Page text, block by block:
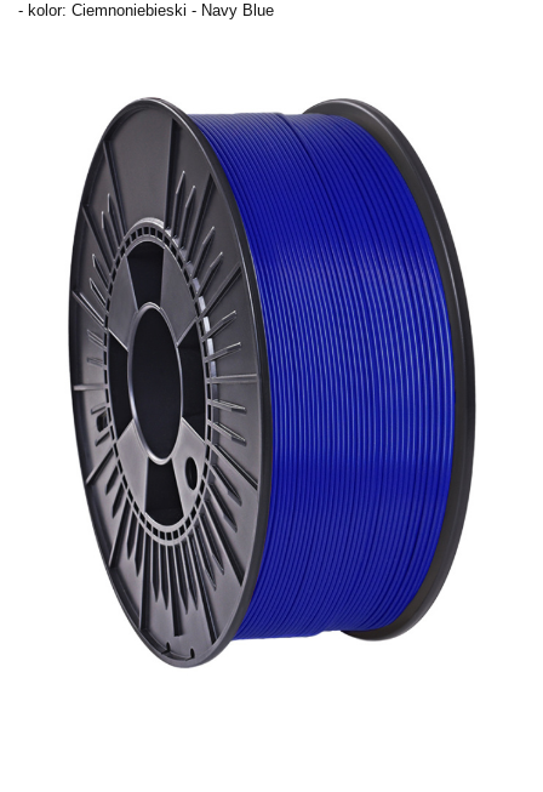
- kolor: Ciemnoniebieski - Navy Blue